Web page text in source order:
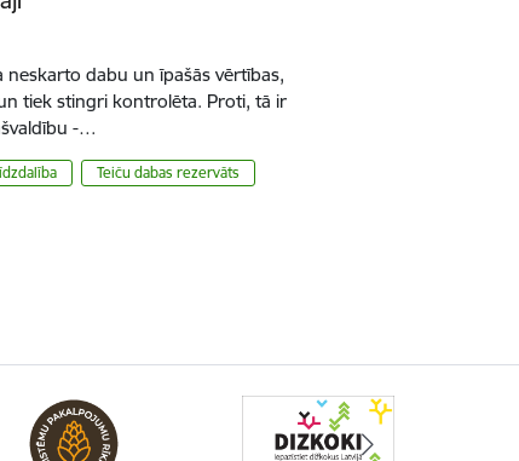
neskarto dabu un īpašās vērtības,
tiek stingri kontrolēta. Proti, tā ir
-…
Teiču dabas rezervāts